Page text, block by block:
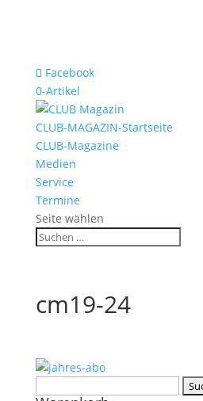
Facebook
0-Artikel
CLUB-MAGAZIN-Startseite
CLUB-Magazine
Medien
Service
Termine
Seite wählen
cm19-24